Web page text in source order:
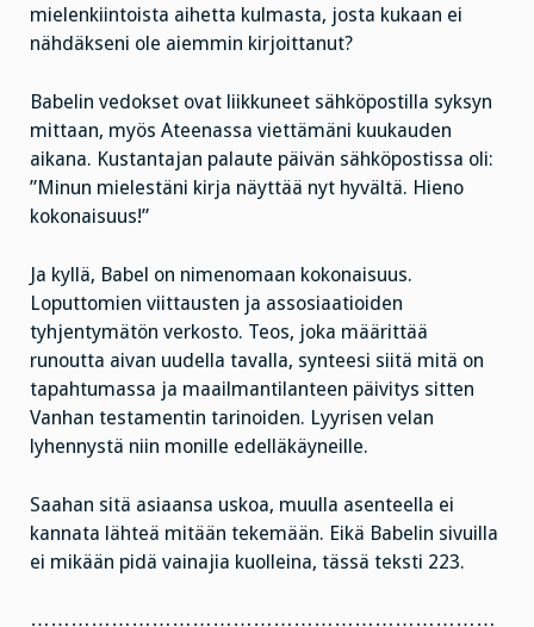
mielenkiintoista aihetta kulmasta, josta kukaan ei
nähdäkseni ole aiemmin kirjoittanut?
Babelin vedokset ovat liikkuneet sähköpostilla syksyn
mittaan, myös Ateenassa viettämäni kuukauden
aikana. Kustantajan palaute päivän sähköpostissa oli:
”Minun mielestäni kirja näyttää nyt hyvältä. Hieno
kokonaisuus!”
Ja kyllä, Babel on nimenomaan kokonaisuus.
Loputtomien viittausten ja assosiaatioiden
tyhjentymätön verkosto. Teos, joka määrittää
runoutta aivan uudella tavalla, synteesi siitä mitä on
tapahtumassa ja maailmantilanteen päivitys sitten
Vanhan testamentin tarinoiden. Lyyrisen velan
lyhennystä niin monille edelläkäyneille.
Saahan sitä asiaansa uskoa, muulla asenteella ei
kannata lähteä mitään tekemään. Eikä Babelin sivuilla
ei mikään pidä vainajia kuolleina, tässä teksti 223.
……………………………………………………………